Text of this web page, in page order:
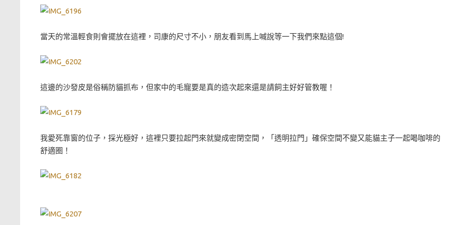
當天的常溫輕食則會擺放在這裡，司康的尺寸不小，朋友看到馬上喊說等一下我們來點這個!
這邊的沙發皮是俗稱防貓抓布，但家中的毛寵要是真的造次起來還是請飼主好好管教喔！
我愛死靠窗的位子，採光極好，這裡只要拉起門來就變成密閉空間，「透明拉門」確保空間不變又能貓主子一起喝咖啡的
舒適圈！